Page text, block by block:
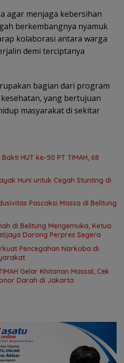
agar menjaga kebersihan
berkembangnya nyamuk
kolaborasi antara warga
demi terciptanya
bagian dari program
yang bertujuan
masyarakat di sekitar
HUT ke-50 PT TIMAH, 68
Huni untuk Cegah Stunting di
Pascaksi Massa di Belitung
di Belitung Mengemuka, Ketua
Dorong Perpres Segera
Pencegahan Narkoba di
Gelar Khitanan Massal, Cek
Darah di Jakarta